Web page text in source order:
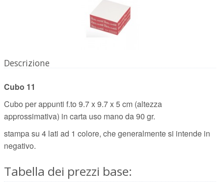
Descrizione
Cubo 11
Cubo per appunti f.to 9.7 x 9.7 x 5 cm (altezza
approssimativa) in carta uso mano da 90 gr.
stampa su 4 lati ad 1 colore, che generalmente si intende in
negativo.
Tabella dei prezzi base: